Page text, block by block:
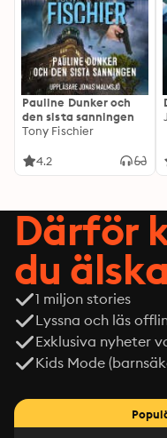
Pauline Dunker och
den sista sanningen
Tony Fischier
4.2
Därför
du
1 miljon stories
Lyssna och läs
Exklusiva nyheter
Kids Mode